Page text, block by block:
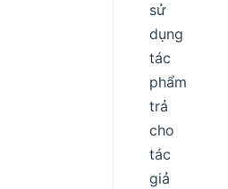
sử
dụng
tác
phẩm
trả
cho
tác
giả